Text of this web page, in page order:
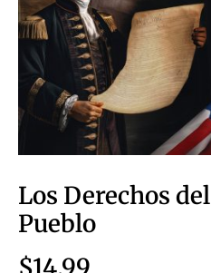
Los Derechos del
Pueblo